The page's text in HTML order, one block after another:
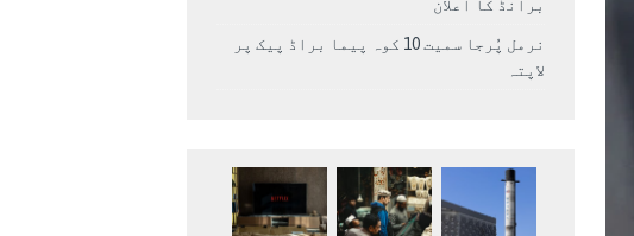
برانڈ کا اعلان
نرمل پُرجا سمیت 10 کوہ پیما براڈ پیک پر
لاپتہ